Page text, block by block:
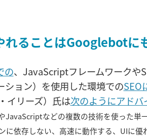
れることはGooglebotに
の、JavaScriptフレームワークや
ション）を使用した環境でのSEO
イリーズ）氏は次のようにアドバ
JavaScriptなどの複数の技術を使った単
に依存しない、高速に動作する、UIに優